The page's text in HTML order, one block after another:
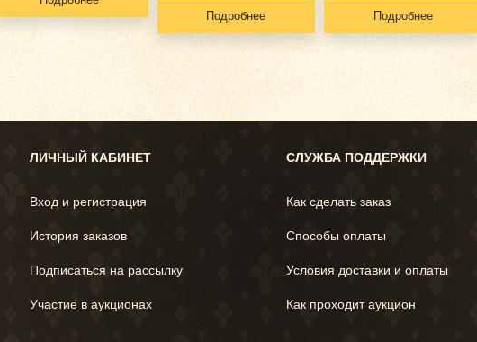
Подробнее Подробнее
ЛИЧНЫЙ КАБИНЕТ
Вход и регистрация
История заказов
Подписаться на рассылку
Участие в аукционах
СЛУЖБА ПОДДЕРЖКИ
Как сделать заказ
Способы оплаты
Условия доставки и оплаты
Как проходит аукцион